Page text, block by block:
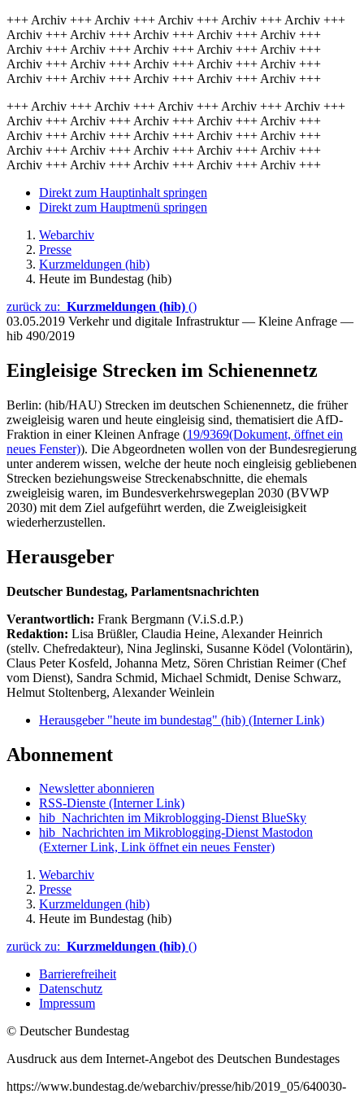
+++ Archiv +++ Archiv +++ Archiv +++ Archiv +++ Archiv +++
Archiv +++ Archiv +++ Archiv +++ Archiv +++ Archiv +++
Archiv +++ Archiv +++ Archiv +++ Archiv +++ Archiv +++
Archiv +++ Archiv +++ Archiv +++ Archiv +++ Archiv +++
Archiv +++ Archiv +++ Archiv +++ Archiv +++ Archiv +++
+++ Archiv +++ Archiv +++ Archiv +++ Archiv +++ Archiv +++
Archiv +++ Archiv +++ Archiv +++ Archiv +++ Archiv +++
Archiv +++ Archiv +++ Archiv +++ Archiv +++ Archiv +++
Archiv +++ Archiv +++ Archiv +++ Archiv +++ Archiv +++
Archiv +++ Archiv +++ Archiv +++ Archiv +++ Archiv +++
Direkt zum Hauptinhalt springen
Direkt zum Hauptmenü springen
Webarchiv
Presse
Kurzmeldungen (hib)
Heute im Bundestag (hib)
zurück zu: Kurzmeldungen (hib) ()
03.05.2019 Verkehr und digitale Infrastruktur — Kleine Anfrage —
hib 490/2019
Eingleisige Strecken im Schienennetz
Berlin: (hib/HAU) Strecken im deutschen Schienennetz, die früher
zweigleisig waren und heute eingleisig sind, thematisiert die AfD-
Fraktion in einer Kleinen Anfrage (19/9369(Dokument, öffnet ein
neues Fenster)). Die Abgeordneten wollen von der Bundesregierung
unter anderem wissen, welche der heute noch eingleisig gebliebenen
Strecken beziehungsweise Streckenabschnitte, die ehemals
zweigleisig waren, im Bundesverkehrswegeplan 2030 (BVWP
2030) mit dem Ziel aufgeführt werden, die Zweigleisigkeit
wiederherzustellen.
Herausgeber
Deutscher Bundestag, Parlamentsnachrichten
Verantwortlich: Frank Bergmann (V.i.S.d.P.)
Redaktion: Lisa Brüßler, Claudia Heine, Alexander Heinrich
(stellv. Chefredakteur), Nina Jeglinski, Susanne Ködel (Volontärin),
Claus Peter Kosfeld, Johanna Metz, Sören Christian Reimer (Chef
vom Dienst), Sandra Schmid, Michael Schmidt, Denise Schwarz,
Helmut Stoltenberg, Alexander Weinlein
Herausgeber "heute im bundestag" (hib) (Interner Link)
Abonnement
Newsletter abonnieren
RSS-Dienste (Interner Link)
hib_Nachrichten im Mikroblogging-Dienst BlueSky
hib_Nachrichten im Mikroblogging-Dienst Mastodon
(Externer Link, Link öffnet ein neues Fenster)
Webarchiv
Presse
Kurzmeldungen (hib)
Heute im Bundestag (hib)
zurück zu: Kurzmeldungen (hib) ()
Barrierefreiheit
Datenschutz
Impressum
© Deutscher Bundestag
Ausdruck aus dem Internet-Angebot des Deutschen Bundestages
https://www.bundestag.de/webarchiv/presse/hib/2019_05/640030-